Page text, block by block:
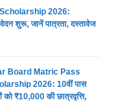
2026:
शुरू, जानें पात्रता, दस्तावेज
Board Matric Pass
2026: 10वीं पास
को ₹10,000 की छात्रवृत्ति,